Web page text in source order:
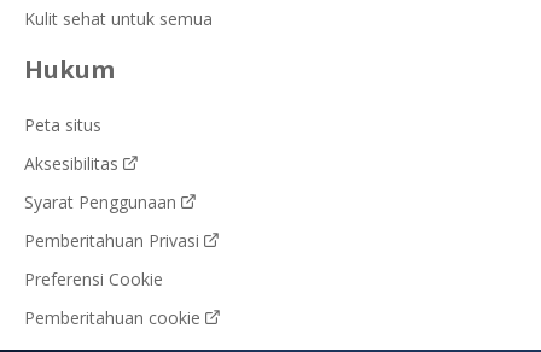
Kulit sehat untuk semua
Hukum
Peta situs
Aksesibilitas
Syarat Penggunaan
Pemberitahuan Privasi
Preferensi Cookie
Pemberitahuan cookie